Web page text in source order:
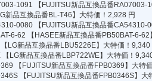
1091
【FUJITSU新品互換品番
新品互換品番BL-T46】大特価！2,928 円
0080
【FUJITSU新品互換品番
6-62
【HASEE新品互換品番PB50BAT-6-
【LG新品互換品番LBU5226E】大特価！9,340
【LG新品互換品番LBP722WE】大特価！
【FUJITSU新品互換品番FPB0369】大特
【FUJITSU新品互換品番FPB0346S】大